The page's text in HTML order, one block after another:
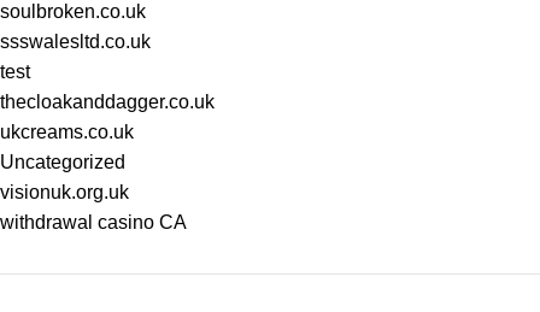
soulbroken.co.uk
ssswalesltd.co.uk
test
thecloakanddagger.co.uk
ukcreams.co.uk
Uncategorized
visionuk.org.uk
withdrawal casino CA